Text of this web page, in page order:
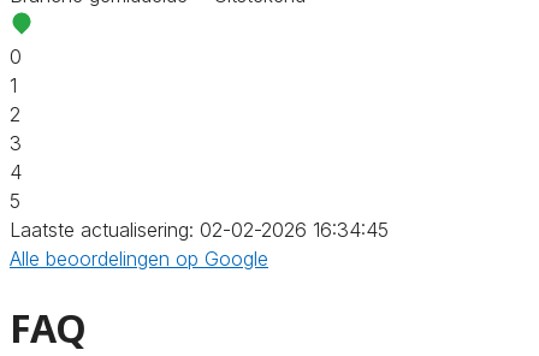
0
1
2
3
4
5
Laatste actualisering: 02-02-2026 16:34:45
Alle beoordelingen op Google
FAQ